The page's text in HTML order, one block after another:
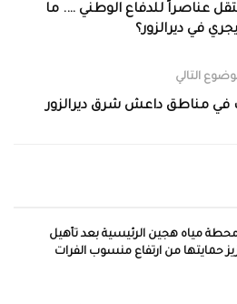
عناصراً للدفاع الوطني …. ما
في ديرالزور؟
التالي
مناطق داعش شرق ديرالزور
مياه هجين الرئيسية بعد تأهيل
حمايتها من ارتفاع منسوب الفرات